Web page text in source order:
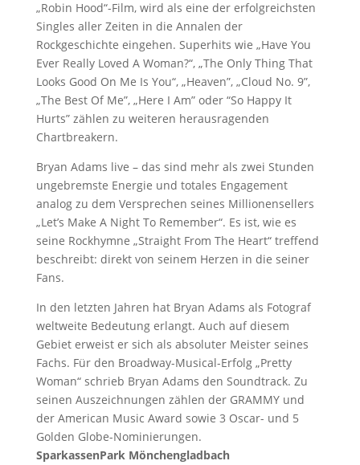
„Robin Hood“-Film, wird als eine der erfolgreichsten
Singles aller Zeiten in die Annalen der
Rockgeschichte eingehen. Superhits wie „Have You
Ever Really Loved A Woman?“, „The Only Thing That
Looks Good On Me Is You“, „Heaven”, „Cloud No. 9”,
„The Best Of Me”, „Here I Am” oder “So Happy It
Hurts” zählen zu weiteren herausragenden
Chartbreakern.
Bryan Adams live – das sind mehr als zwei Stunden
ungebremste Energie und totales Engagement
analog zu dem Versprechen seines Millionensellers
„Let’s Make A Night To Remember“. Es ist, wie es
seine Rockhymne „Straight From The Heart“ treffend
beschreibt: direkt von seinem Herzen in die seiner
Fans.
In den letzten Jahren hat Bryan Adams als Fotograf
weltweite Bedeutung erlangt. Auch auf diesem
Gebiet erweist er sich als absoluter Meister seines
Fachs. Für den Broadway-Musical-Erfolg „Pretty
Woman“ schrieb Bryan Adams den Soundtrack. Zu
seinen Auszeichnungen zählen der GRAMMY und
der American Music Award sowie 3 Oscar- und 5
Golden Globe-Nominierungen.
SparkassenPark Mönchengladbach